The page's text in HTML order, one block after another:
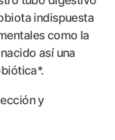
indispuesta
como la
así una
y